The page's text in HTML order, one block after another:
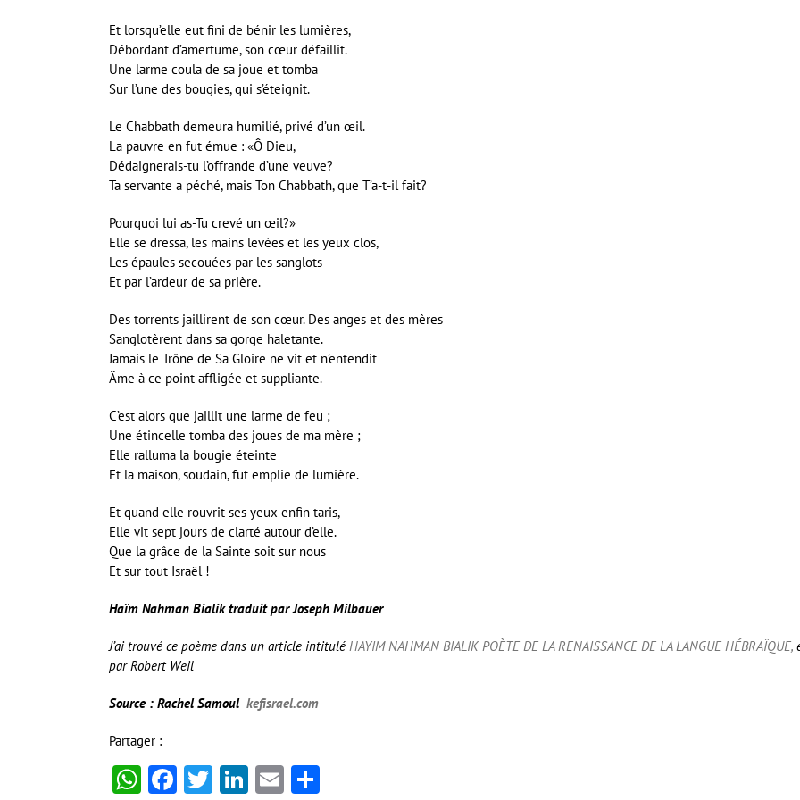
Et lorsqu’elle eut fini de bénir les lumières,
Débordant d’amertume, son cœur défaillit.
Une larme coula de sa joue et tomba
Sur l’une des bougies, qui s’éteignit.
Le Chabbath demeura humilié, privé d’un œil.
La pauvre en fut émue : «Ô Dieu,
Dédaignerais-tu l’offrande d’une veuve?
Ta servante a péché, mais Ton Chabbath, que T’a-t-il fait?
Pourquoi lui as-Tu crevé un œil?»
Elle se dressa, les mains levées et les yeux clos,
Les épaules secouées par les sanglots
Et par l’ardeur de sa prière.
Des torrents jaillirent de son cœur. Des anges et des mères
Sanglotèrent dans sa gorge haletante.
Jamais le Trône de Sa Gloire ne vit et n’entendit
Âme à ce point affligée et suppliante.
C’est alors que jaillit une larme de feu ;
Une étincelle tomba des joues de ma mère ;
Elle ralluma la bougie éteinte
Et la maison, soudain, fut emplie de lumière.
Et quand elle rouvrit ses yeux enfin taris,
Elle vit sept jours de clarté autour d’elle.
Que la grâce de la Sainte soit sur nous
Et sur tout Israël !
Haïm Nahman Bialik traduit par Joseph Milbauer
J’ai trouvé ce poème dans un article intitulé HAYIM NAHMAN BIALIK POÈTE DE LA RENAISSANCE DE LA LANGUE HÉBRAÏQUE,
par Robert Weil
Source : Rachel Samoul kefisrael.com
Partager :
WhatsApp
Facebook
Twitter
LinkedIn
Email